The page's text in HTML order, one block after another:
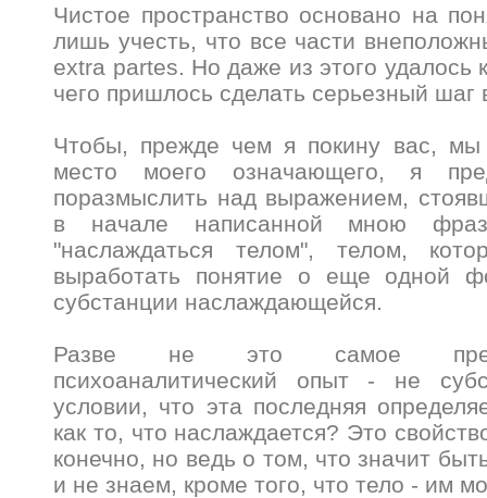
Чистое пространство основано на
лишь учесть, что все части
extra partes. Но даже из этого удалось
чего пришлось сделать серьезный шаг
Чтобы, прежде чем я покину вас, мы
место моего означающего, я
поразмыслить над выражением,
в начале написанной мною
"наслаждаться телом", телом,
выработать понятие о еще одной
субстанции наслаждающейся.
Разве не это самое
психоаналитический опыт - не
условии, что эта последняя
как то, что наслаждается? Это
конечно, но ведь о том, что значит
и не знаем, кроме того, что тело - им